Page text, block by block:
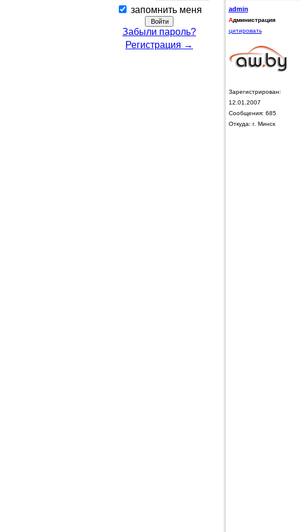
запомнить меня
Забыли пароль?
Регистрация →
admin
Администрация
цитировать
Зарегистрирован:
12.01.2007
Сообщения: 685
Откуда: г. Минск